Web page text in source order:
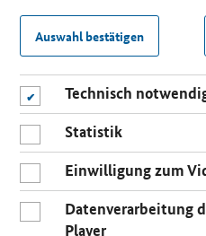
Auswahl bestätigen
Technisch
Statistik
Einwilligung zum
Datenverarbeitung
Player